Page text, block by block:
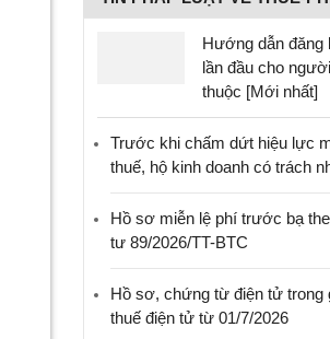
Hướng dẫn đăng
lần đầu cho
thuộc [Mới nhất]
Trước khi chấm dứt hiệu lực
thuế, hộ kinh doanh có trách
Hồ sơ miễn lệ phí trước bạ
tư 89/2026/TT-BTC
Hồ sơ, chứng từ điện tử trong
thuế điện tử từ 01/7/2026